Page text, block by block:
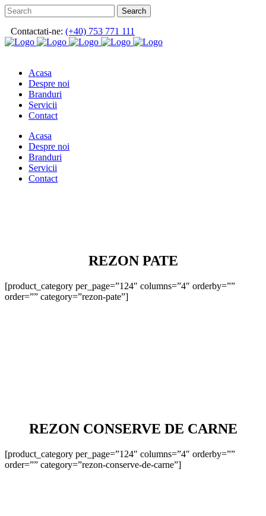
Contactati-ne: (+40) 753 771 111
Acasa
Despre noi
Branduri
Servicii
Contact
Acasa
Despre noi
Branduri
Servicii
Contact
REZON PATE
[product_category per_page=”124″ columns=”4″ orderby=””
order=”” category=”rezon-pate”]
REZON CONSERVE DE CARNE
[product_category per_page=”124″ columns=”4″ orderby=””
order=”” category=”rezon-conserve-de-carne”]